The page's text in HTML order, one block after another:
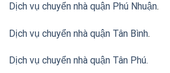
Dịch vụ chuyển nhà quận Phú Nhuận.
Dịch vụ chuyển nhà quận Tân Bình.
Dịch vụ chuyển nhà quận Tân Phú.